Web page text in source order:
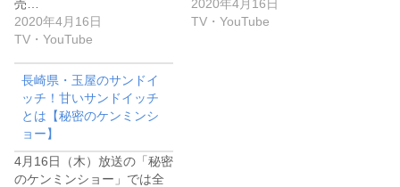
売…
2020年4月16日
TV・YouTube
2020年4月16日
TV・YouTube
長崎県・玉屋のサンドイ
ッチ！甘いサンドイッチ
とは【秘密のケンミンシ
ョー】
4月16日（木）放送の「秘密
のケンミンショー」では全